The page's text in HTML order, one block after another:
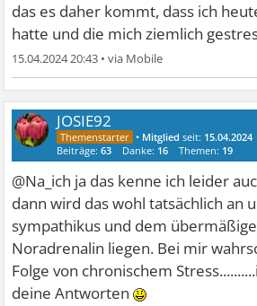
das es daher kommt, dass ich
hatte und die mich ziemlich
15.04.2024 20:43 •
JOSIE92
• Mitglied seit: 15.04.2024
Beiträge:63 Danke: 16 Themen: 19
@Na_ich ja das kenne ich leider
dann wird das wohl tatsächlich an
sympathikus und dem
Noradrenalin liegen. Bei mir
Folge von chronischem
deine Antworten